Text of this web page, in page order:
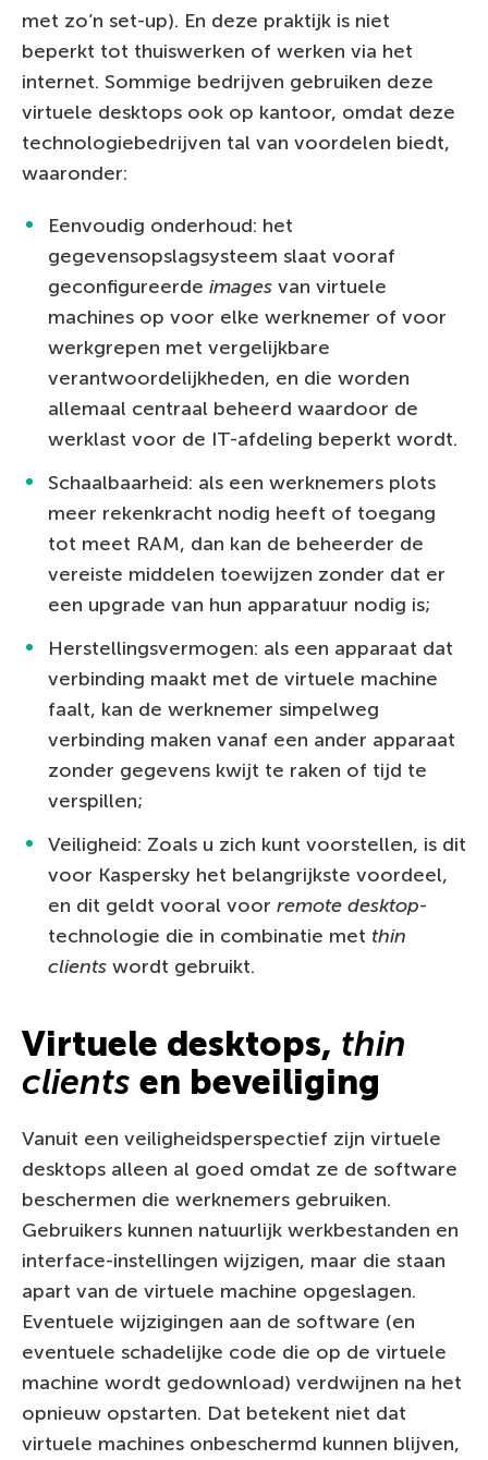
met zo’n set-up). En deze praktijk is niet
beperkt tot thuiswerken of werken via het
internet. Sommige bedrijven gebruiken deze
virtuele desktops ook op kantoor, omdat deze
technologiebedrijven tal van voordelen biedt,
waaronder:
Eenvoudig onderhoud: het
gegevensopslagsysteem slaat vooraf
geconfigureerde images van virtuele
machines op voor elke werknemer of voor
werkgrepen met vergelijkbare
verantwoordelijkheden, en die worden
allemaal centraal beheerd waardoor de
werklast voor de IT-afdeling beperkt wordt.
Schaalbaarheid: als een werknemers plots
meer rekenkracht nodig heeft of toegang
tot meet RAM, dan kan de beheerder de
vereiste middelen toewijzen zonder dat er
een upgrade van hun apparatuur nodig is;
Herstellingsvermogen: als een apparaat dat
verbinding maakt met de virtuele machine
faalt, kan de werknemer simpelweg
verbinding maken vanaf een ander apparaat
zonder gegevens kwijt te raken of tijd te
verspillen;
Veiligheid: Zoals u zich kunt voorstellen, is dit
voor Kaspersky het belangrijkste voordeel,
en dit geldt vooral voor remote desktop-
technologie die in combinatie met thin
clients wordt gebruikt.
Virtuele desktops, thin
clients en beveiliging
Vanuit een veiligheidsperspectief zijn virtuele
desktops alleen al goed omdat ze de software
beschermen die werknemers gebruiken.
Gebruikers kunnen natuurlijk werkbestanden en
interface-instellingen wijzigen, maar die staan
apart van de virtuele machine opgeslagen.
Eventuele wijzigingen aan de software (en
eventuele schadelijke code die op de virtuele
machine wordt gedownload) verdwijnen na het
opnieuw opstarten. Dat betekent niet dat
virtuele machines onbeschermd kunnen blijven,